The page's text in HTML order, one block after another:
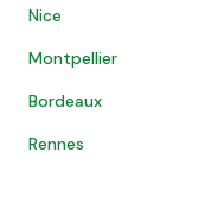
Nice
Montpellier
Bordeaux
Rennes